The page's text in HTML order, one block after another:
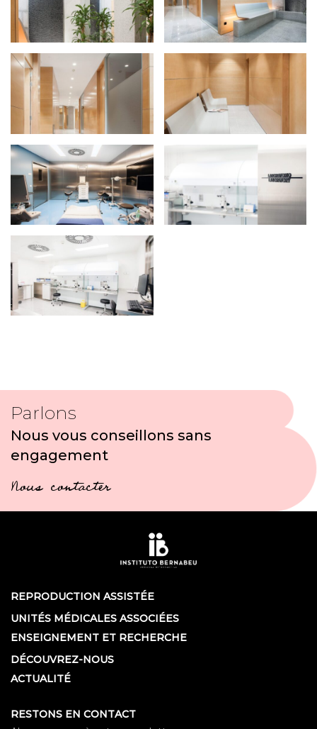
Parlons
Nous vous conseillons sans
engagement
Nous contacter
REPRODUCTION ASSISTÉE
UNITÉS MÉDICALES ASSOCIÉES
ENSEIGNEMENT ET RECHERCHE
DÉCOUVREZ-NOUS
ACTUALITÉ
RESTONS EN CONTACT